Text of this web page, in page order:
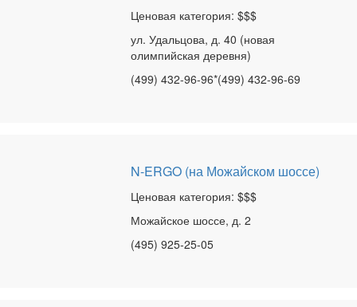
Ценовая категория: $$$
ул. Удальцова, д. 40 (новая
олимпийская деревня)
(499) 432-96-96*(499) 432-96-69
N-ERGO (на Можайском шоссе)
Ценовая категория: $$$
Можайское шоссе, д. 2
(495) 925-25-05